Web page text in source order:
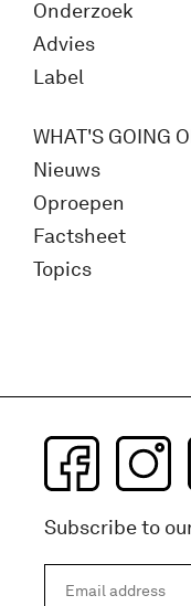
Onderzoek
Advies
Label
WHAT'S GOING
Nieuws
Oproepen
Factsheet
Topics
Subscribe to